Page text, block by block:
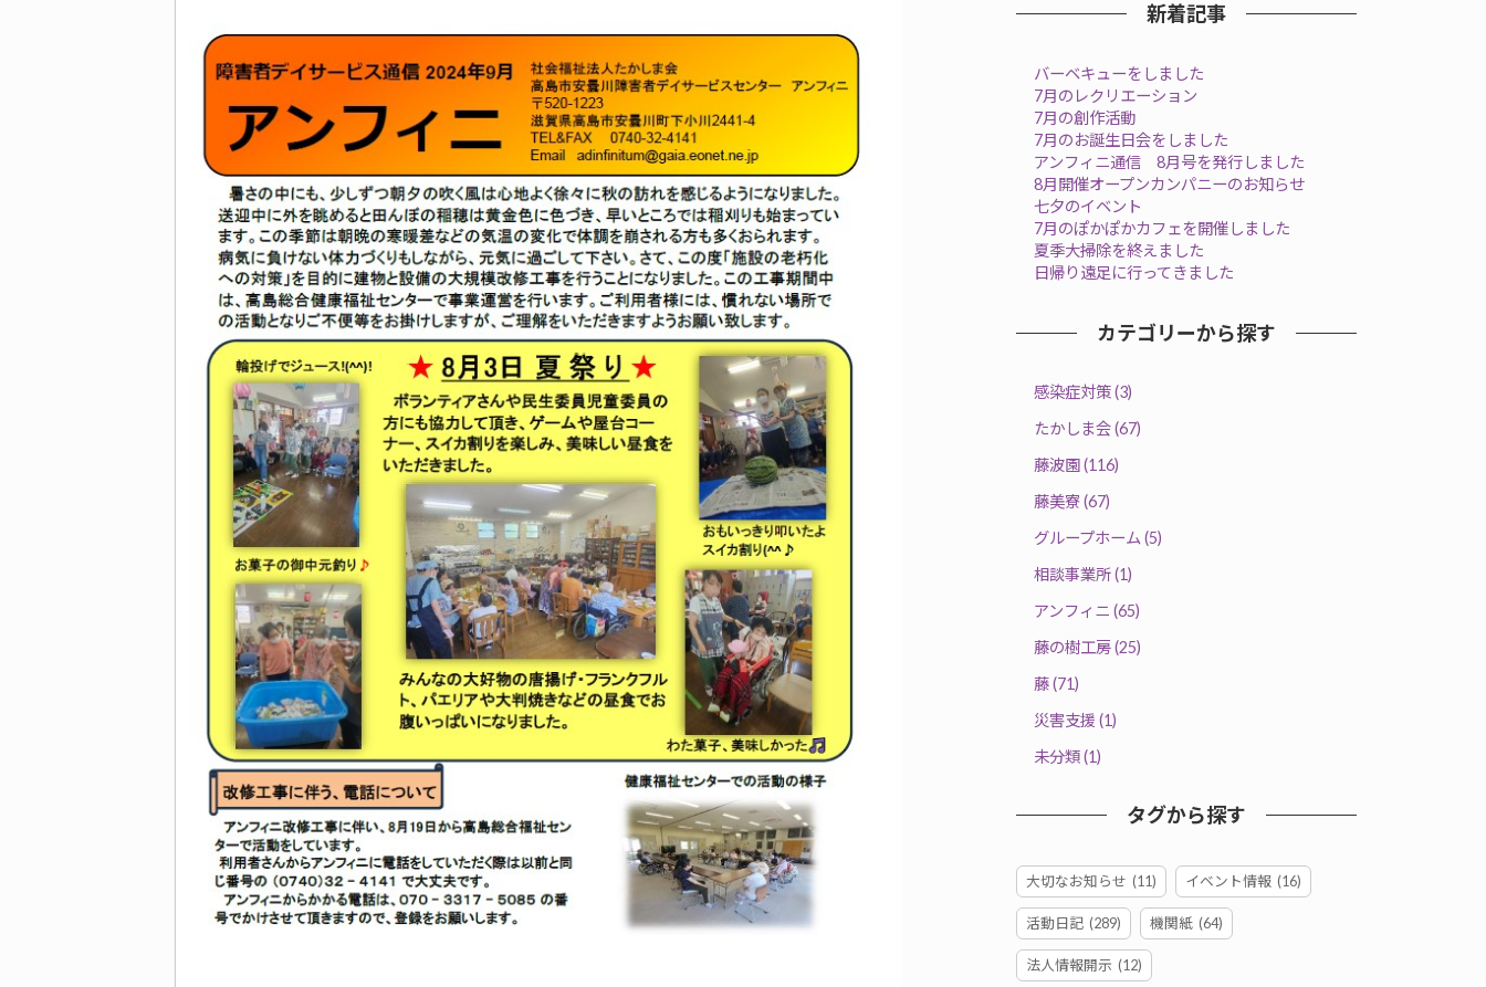
新着記事
バーベキューをしました
7月のレクリエーション
7月の創作活動
7月のお誕生日会をしました
アンフィニ通信 8月号を発行しました
8月開催オープンカンパニーのお知らせ
七夕のイベント
7月のぽかぽかカフェを開催しました
夏季大掃除を終えました
日帰り遠足に行ってきました
カテゴリーから探す
感染症対策 (3)
たかしま会 (67)
藤波園 (116)
藤美寮 (67)
グループホーム (5)
相談事業所 (1)
アンフィニ (65)
藤の樹工房 (25)
藤 (71)
災害支援 (1)
未分類 (1)
タグから探す
大切なお知らせ (11) イベント情報 (16)
活動日記 (289) 機関紙 (64)
法人情報開示 (12)